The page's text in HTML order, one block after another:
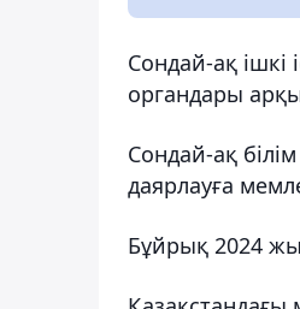
Сондай-ақ ішкі
органдары
Сондай-ақ
даярлауға
Бұйрық 2024